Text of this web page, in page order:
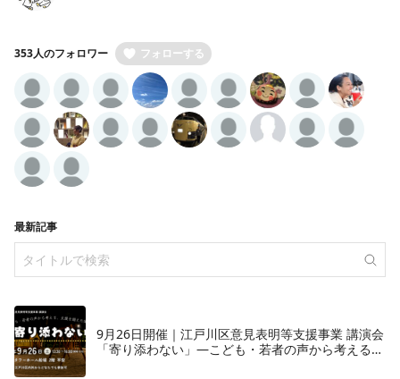
353人のフォロワー フォローする
最新記事
9月26日開催｜江戸川区意見表明等支援事業 講演会
「寄り添わない」―こども・若者の声から考える、